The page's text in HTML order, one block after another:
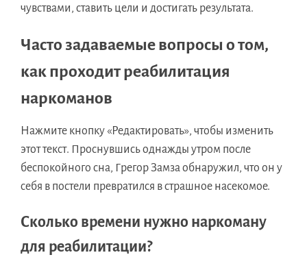
чувствами, ставить цели и достигать результата.
Часто задаваемые вопросы о том,
как проходит реабилитация
наркоманов
Нажмите кнопку «Редактировать», чтобы изменить
этот текст. Проснувшись однажды утром после
беспокойного сна, Грегор Замза обнаружил, что он у
себя в постели превратился в страшное насекомое.
Сколько времени нужно наркоману
для реабилитации?